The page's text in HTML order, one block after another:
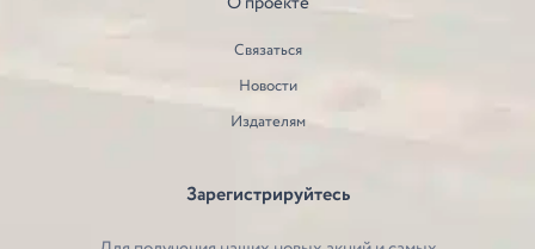
Связаться
Новости
Издателям
Зарегистрируйтесь